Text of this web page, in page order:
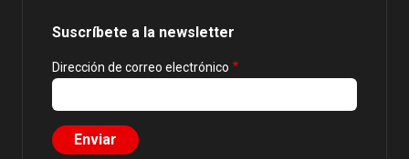
Suscríbete a la newsletter
Dirección de correo electrónico